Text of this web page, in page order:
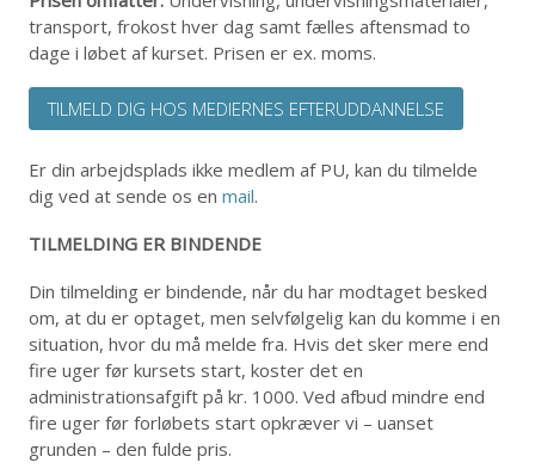
transport, frokost hver dag samt fælles aftensmad to
dage i løbet af kurset. Prisen er ex. moms.
TILMELD DIG HOS MEDIERNES EFTERUDDANNELSE
Er din arbejdsplads ikke medlem af PU, kan du tilmelde
dig ved at sende os enmail.
TILMELDING ER BINDENDE
Din tilmelding er bindende, når du har modtaget besked
om, at du er optaget, men selvfølgelig kan du komme i en
situation, hvor du må melde fra. Hvis det sker mere end
fire uger før kursets start, koster det en
administrationsafgift på kr. 1000. Ved afbud mindre end
fire uger før forløbets start opkræver vi – uanset
grunden – den fulde pris.